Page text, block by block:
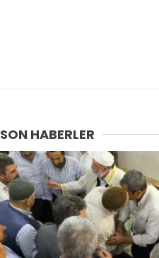
SON HABERLER